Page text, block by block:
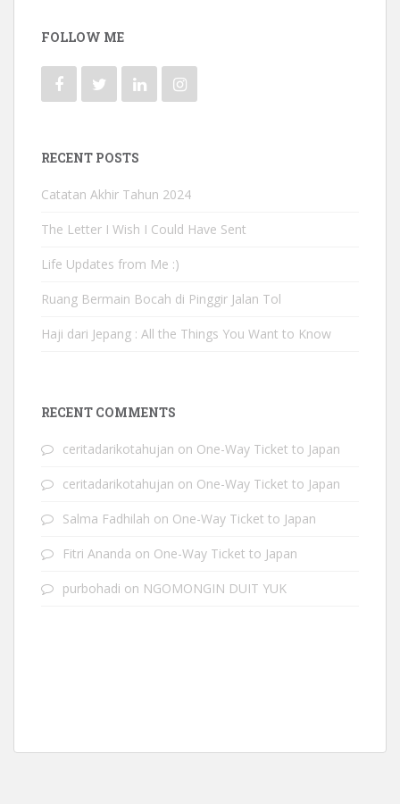
FOLLOW ME
RECENT POSTS
Catatan Akhir Tahun 2024
The Letter I Wish I Could Have Sent
Life Updates from Me :)
Ruang Bermain Bocah di Pinggir Jalan Tol
Haji dari Jepang : All the Things You Want to Know
RECENT COMMENTS
ceritadarikotahujan on One-Way Ticket to Japan
ceritadarikotahujan on One-Way Ticket to Japan
Salma Fadhilah on One-Way Ticket to Japan
Fitri Ananda on One-Way Ticket to Japan
purbohadi on NGOMONGIN DUIT YUK